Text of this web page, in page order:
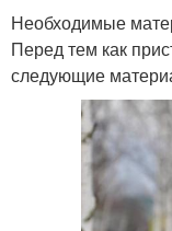
Необходимые
Перед тем как
следующие